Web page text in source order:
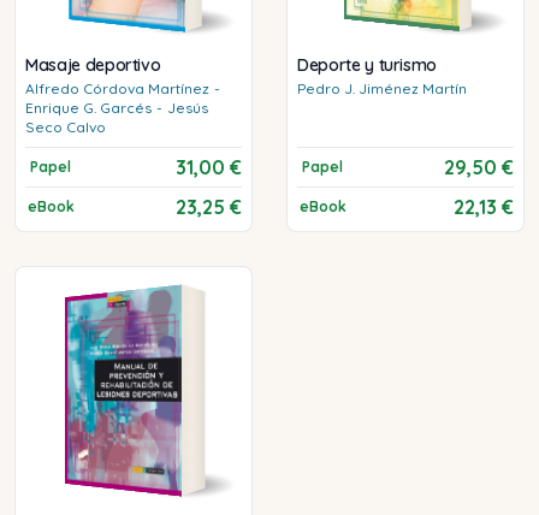
Masaje deportivo
Alfredo Córdova Martínez -
Enrique G. Garcés - Jesús
Seco Calvo
Papel 31,00 €
eBook 23,25 €
Deporte y turismo
Pedro J. Jiménez Martín
Papel 29,50 €
eBook 22,13 €